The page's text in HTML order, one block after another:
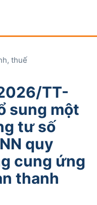
thuế
TT-
sung một
tư số
quy
cung ứng
thanh